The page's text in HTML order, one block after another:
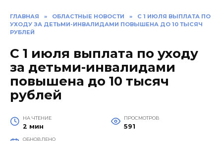
ГЛАВНАЯ » ОБЛАСТНЫЕ НОВОСТИ »
С 1 ИЮЛЯ ВЫПЛАТА ПО
УХОДУ ЗА ДЕТЬМИ-ИНВАЛИДАМИ ПОВЫШЕНА ДО 10 ТЫСЯЧ
РУБЛЕЙ
С 1 июля выплата по уходу
за детьми-инвалидами
повышена до 10 тысяч
рублей
НА ЧТЕНИЕ
2 мин
ПРОСМОТРОВ
591
ОБНОВЛЕНО